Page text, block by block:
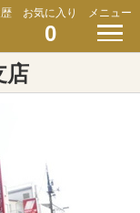
お気に入り
0
メニュー
店